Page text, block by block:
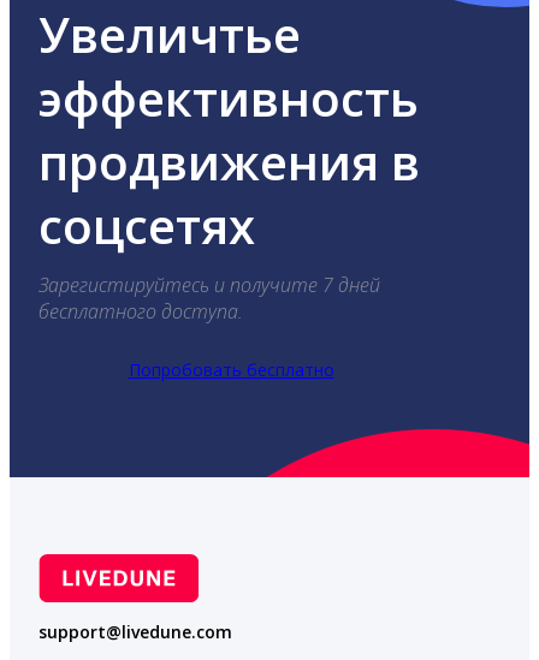
Увеличтье
эффективность
продвижения в
соцсетях
Зарегистируйтесь и получите 7 дней
бесплатного доступа.
Попробовать бесплатно
support@livedune.com